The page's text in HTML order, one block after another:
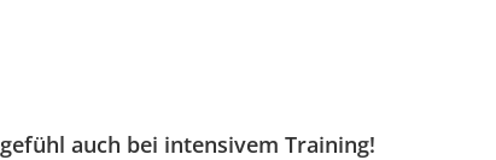
auch bei intensivem Training!